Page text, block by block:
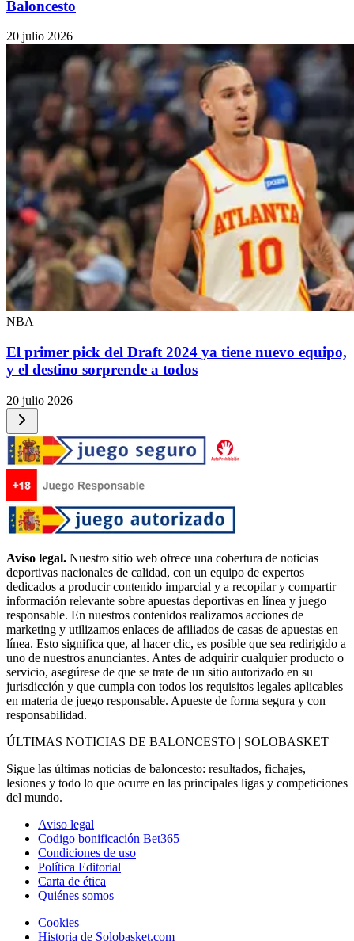
Baloncesto
20 julio 2026
NBA
El primer pick del Draft 2024 ya tiene nuevo equipo,
y el destino sorprende a todos
20 julio 2026
Aviso legal. Nuestro sitio web ofrece una cobertura de noticias
deportivas nacionales de calidad, con un equipo de expertos
dedicados a producir contenido imparcial y a recopilar y compartir
información relevante sobre apuestas deportivas en línea y juego
responsable. En nuestros contenidos realizamos acciones de
marketing y utilizamos enlaces de afiliados de casas de apuestas en
línea. Esto significa que, al hacer clic, es posible que sea redirigido a
uno de nuestros anunciantes. Antes de adquirir cualquier producto o
servicio, asegúrese de que se trate de un sitio autorizado en su
jurisdicción y que cumpla con todos los requisitos legales aplicables
en materia de juego responsable. Apueste de forma segura y con
responsabilidad.
ÚLTIMAS NOTICIAS DE BALONCESTO | SOLOBASKET
Sigue las últimas noticias de baloncesto: resultados, fichajes,
lesiones y todo lo que ocurre en las principales ligas y competiciones
del mundo.
Aviso legal
Codigo bonificación Bet365
Condiciones de uso
Política Editorial
Carta de ética
Quiénes somos
Cookies
Historia de Solobasket.com